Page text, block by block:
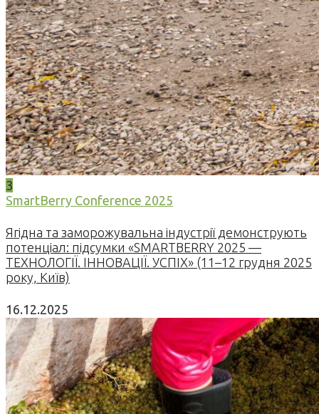
3
SmartBerry Conference 2025
Ягідна та заморожувальна індустрії демонструють
потенціал: підсумки «SMARTBERRY 2025 —
ТЕХНОЛОГІЇ. ІННОВАЦІЇ. УСПІХ» (11–12 грудня 2025
року, Київ)
16.12.2025